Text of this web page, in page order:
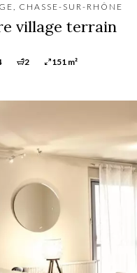
CHASSE-SUR-RHÔNE
village terrain
2 151 m²